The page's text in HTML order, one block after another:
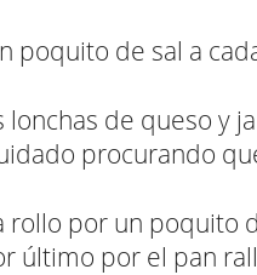
poquito de sal a
lonchas de queso y
procurando
rollo por un poquito
último por el pan